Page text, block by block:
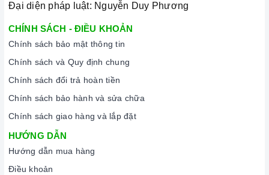
Đại diện pháp luật: Nguyễn Duy Phương
CHÍNH SÁCH - ĐIỀU KHOẢN
Chính sách bảo mật thông tin
Chính sách và Quy định chung
Chính sách đổi trả hoàn tiền
Chính sách bảo hành và sửa chữa
Chính sách giao hàng và lắp đặt
HƯỚNG DẪN
Hướng dẫn mua hàng
Điều khoản